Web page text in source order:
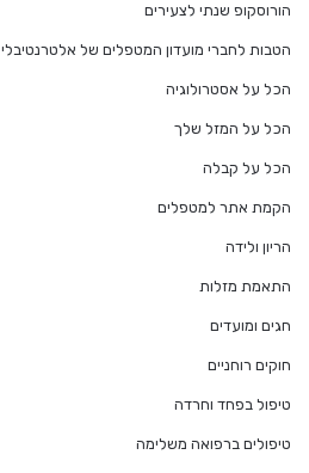
הורוסקופ שנתי לצעירים
הטבות לחברי מועדון המטפלים של אלטרנטיבלי
הכל על אסטרולוגיה
הכל על המזל שלך
הכל על קבלה
הקמת אתר למטפלים
הריון ולידה
התאמת מזלות
חגים ומועדים
חוקים רוחניים
טיפול בפחד וחרדה
טיפולים ברפואה משלימה